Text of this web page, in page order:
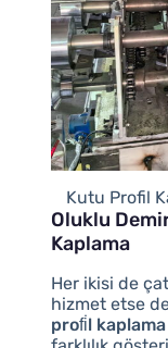
Kutu Profil
Oluklu
Kaplama
Her ikisi de
hizmet etse
profi̇l kaplama